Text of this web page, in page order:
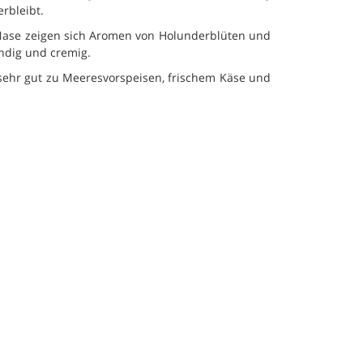
zeigen sich Aromen von Holunderblüten und
und cremig.
gut zu Meeresvorspeisen, frischem Käse und